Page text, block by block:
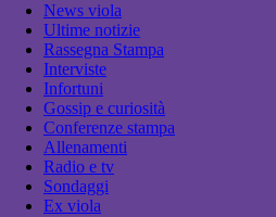
News viola
Ultime notizie
Rassegna Stampa
Interviste
Infortuni
Gossip e curiosità
Conferenze stampa
Allenamenti
Radio e tv
Sondaggi
Ex viola